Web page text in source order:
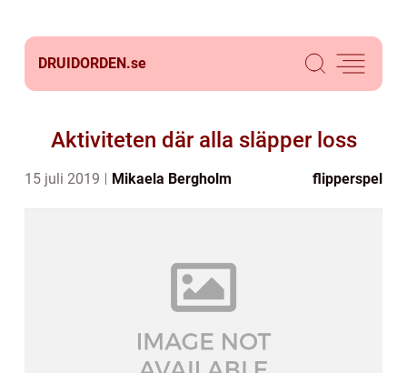
DRUIDORDEN.se
Aktiviteten där alla släpper loss
15 juli 2019 Mikaela Bergholm flipperspel